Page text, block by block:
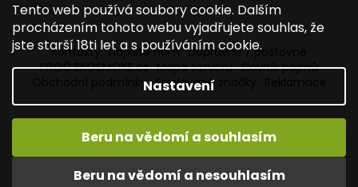
Tento web používá soubory cookie. Dalším
procházením tohoto webu vyjadřujete souhlas, že
jste starší 18ti let a s používáním cookie.
Nastavení
Beru na vědomí a nesouhlasím
Beru na vědomí a souhlasím
Kontakty Napište nám Dopravné / poštovné
PROČ EKOSMOKE.cz Mapa serveru Slovník pojmů
Obchodní podmínky Prodávané značky
Vytvořil Shoptet
Copyright 2026EKOSMOKE - Specialista na e-cigarety.
Všechna práva vyhrazena. Upravit nastavení cookies